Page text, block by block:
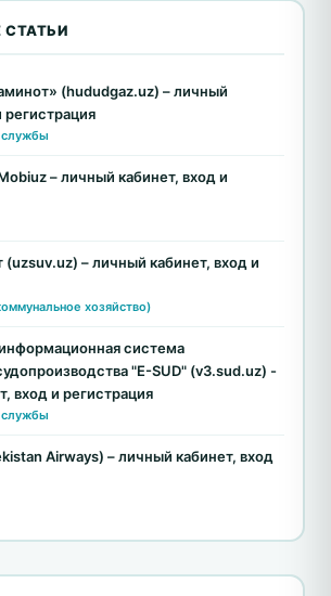
СТАТЬИ
(hududgaz.uz) – личный
регистрация
службы
– личный кабинет, вход и
(uzsuv.uz) – личный кабинет, вход и
хозяйство)
система
"E-SUD" (v3.sud.uz) -
вход и регистрация
службы
Airways) – личный кабинет, вход